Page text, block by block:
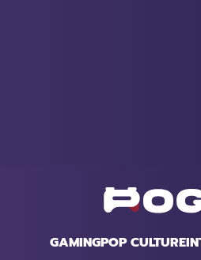
GAMINGPOP CULTURE